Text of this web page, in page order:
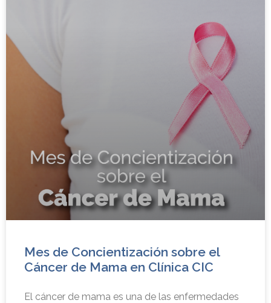
Mes de Concientización sobre el
Cáncer de Mama en Clínica CIC
El cáncer de mama es una de las enfermedades